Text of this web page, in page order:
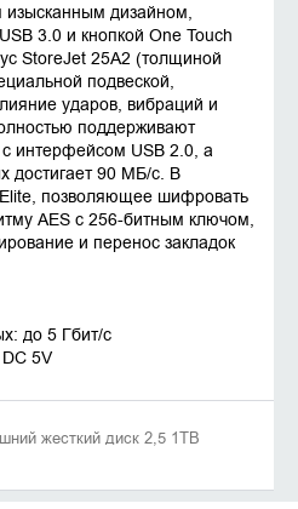
изысканным дизайном,
3.0 и кнопкой One Touch
StoreJet 25A2 (толщиной
подвеской,
ударов, вибраций и
поддерживают
интерфейсом USB 2.0, а
достигает 90 МБ/с. В
позволяющее шифровать
AES с 256-битным ключом,
и перенос закладок
до 5 Гбит/с
5V
жесткий диск 2,5 1TB